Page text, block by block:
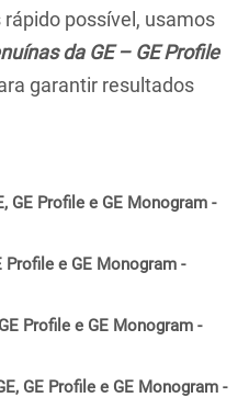
possível, usamos
da GE – GE Profile
garantir resultados
GE Profile e GE Monogram -
Profile e GE Monogram -
Profile e GE Monogram -
GE Profile e GE Monogram -